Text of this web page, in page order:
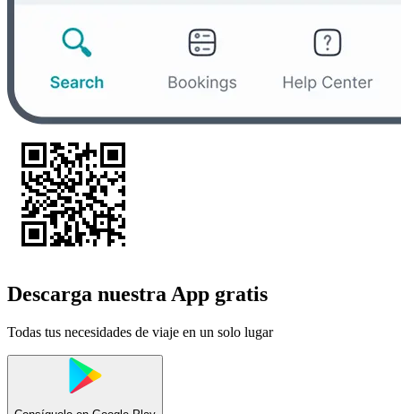
Descarga nuestra App gratis
Todas tus necesidades de viaje en un solo lugar